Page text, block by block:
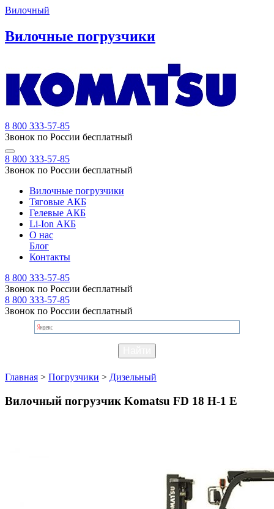
Вилочный
Вилочные погрузчики
8 800 333-57-85
Звонок по России бесплатный
8 800 333-57-85
Звонок по России бесплатный
Вилочные погрузчики
Тяговые АКБ
Гелевые АКБ
Li-Ion АКБ
О нас
Блог
Контакты
8 800 333-57-85
Звонок по России бесплатный
8 800 333-57-85
Звонок по России бесплатный
Главная > Погрузчики > Дизельный
Вилочный погрузчик Komatsu FD 18 H-1 E